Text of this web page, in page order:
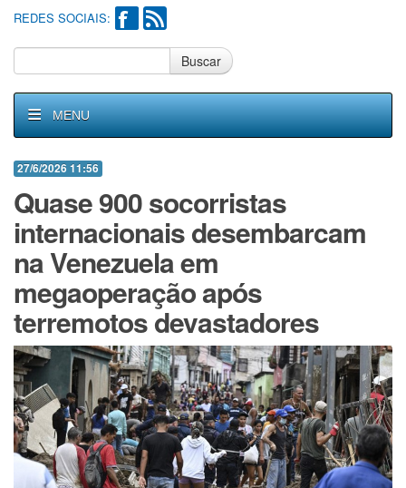
REDES SOCIAIS:
Buscar
MENU
27/6/2026 11:56
Quase 900 socorristas
internacionais desembarcam
na Venezuela em
megaoperação após
terremotos devastadores